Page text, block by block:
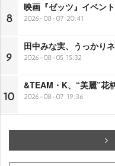
8
映画『ゼッツ』イベン
2026-08-07 20:41
9
田中みな実、うっかり
2026-08-05 15:32
10
&TEAM・K、“美麗”花
2026-08-07 19:36